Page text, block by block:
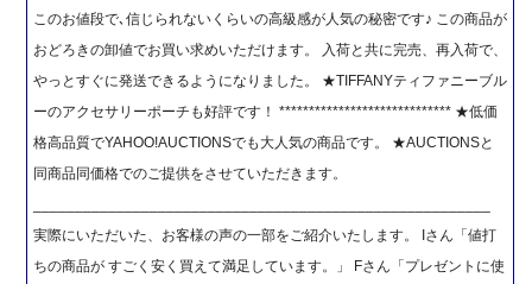
このお値段で､信じられないくらいの高級感が人気の秘密です♪ この商品が
おどろきの卸値でお買い求めいただけます。 入荷と共に完売、再入荷で、
やっとすぐに発送できるようになりました。 ★TIFFANYティファニーブル
ーのアクセサリーポーチも好評です！ ***************************** ★低価
格高品質でYAHOO!AUCTIONSでも大人気の商品です。 ★AUCTIONSと
同商品同価格でのご提供をさせていただきます。
実際にいただいた、お客様の声の一部をご紹介いたします。 Iさん「値打
ちの商品が すごく安く買えて満足しています。」 Fさん「プレゼントに使